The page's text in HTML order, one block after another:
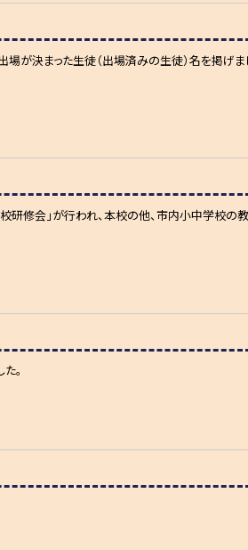
場が決まった生徒（出場済みの生徒）名を掲げま
校研修会」が行われ、本校の他、市内小中学校の教
。